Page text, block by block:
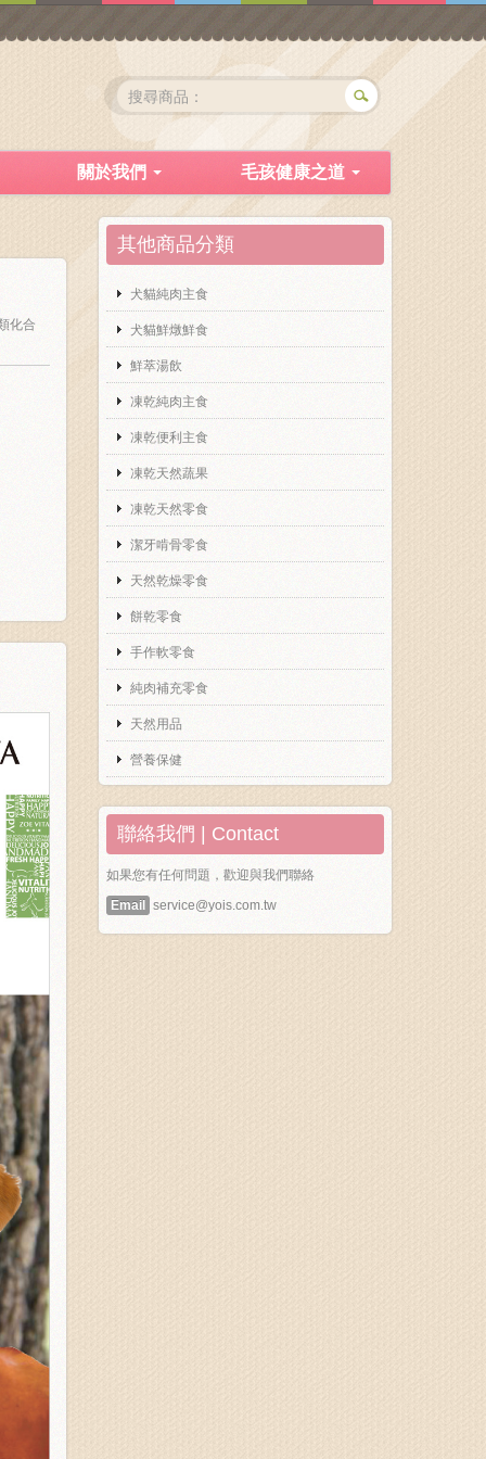
關於我們 毛孩健康之道
化合
其他商品分類
犬貓純肉主食
犬貓鮮燉鮮食
鮮萃湯飲
凍乾純肉主食
凍乾便利主食
凍乾天然蔬果
凍乾天然零食
潔牙啃骨零食
天然乾燥零食
餅乾零食
手作軟零食
純肉補充零食
天然用品
營養保健
聯絡我們 | Contact
如果您有任何問題，歡迎與我們聯絡
Email
service@yois.com.tw